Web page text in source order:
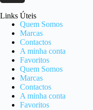
Links Úteis
Quem Somos
Marcas
Contactos
A minha conta
Favoritos
Quem Somos
Marcas
Contactos
A minha conta
Favoritos